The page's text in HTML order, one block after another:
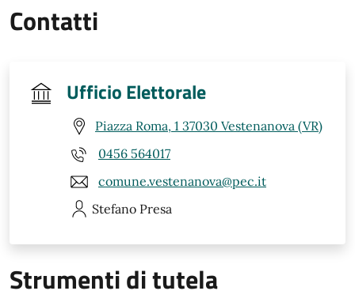
Contatti
Ufficio Elettorale
Piazza Roma, 1 37030 Vestenanova (VR)
0456 564017
comune.vestenanova@pec.it
Stefano Presa
Strumenti di tutela